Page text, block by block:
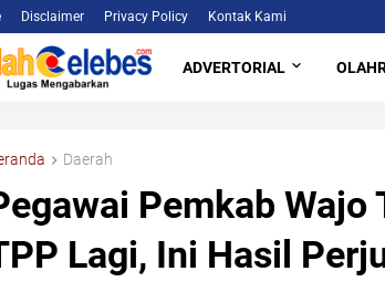
Disclaimer Privacy Policy Kontak Kami
ADVERTORIAL
Daerah
Pemkab Wajo
Lagi, Ini Hasil